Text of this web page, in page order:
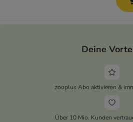
Deine
zooplus Abo aktivieren &
Über 10 Mio. Kunden